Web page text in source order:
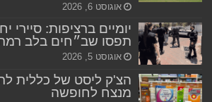
אוגוסט 6, 2026
יומיים ברציפות: סיירי
תפסו שב״חים בלב רמת
אוגוסט 5, 2026
הצ'ק ליסט של כללית
מנצח לחופשה